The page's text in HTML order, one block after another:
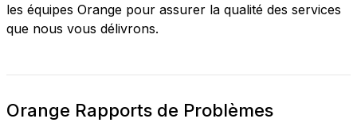
les équipes Orange pour assurer la qualité des services
que nous vous délivrons.
Orange Rapports de Problèmes